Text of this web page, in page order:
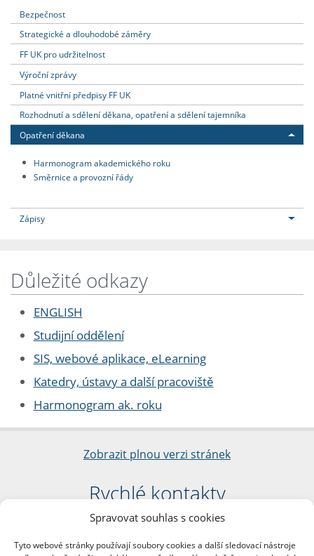
Spravovat souhlas s cookies
Tyto webové stránky používají soubory cookies a další sledovací nástroje
Bezpečnost
Strategické a dlouhodobé záměry
FF UK pro udržitelnost
Výroční zprávy
Platné vnitřní předpisy FF UK
Rozhodnutí a sdělení děkana, opatření a sdělení tajemníka
Opatření děkana
Harmonogram akademického roku
Směrnice a provozní řády
Zápisy
Důležité odkazy
ENGLISH
Studijní oddělení
SIS, webové aplikace, eLearning
Katedry, ústavy a další pracoviště
Harmonogram ak. roku
Zobrazit plnou verzi stránek
Rychlé kontakty
Filozofická fakulta
nám. Jana Palacha 1/2